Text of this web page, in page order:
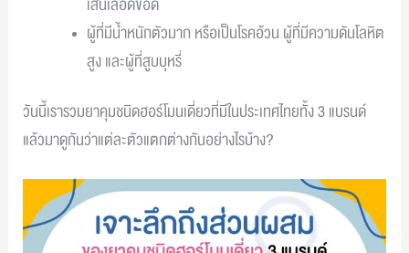
ผู้ที่มีน้ำหนักตัวมาก หรือเป็นโรคอ้วน ผู้ที่มีความดันโลหิต
สูง และผู้ที่สูบบุหรี่
วันนี้เรารวมยาคุมชนิดฮอร์โมนเดี่ยวที่มีในประเทศไทยทั้ง 3 แบรนด์
แล้วมาดูกันว่าแต่ละตัวแตกต่างกันอย่างไรบ้าง?